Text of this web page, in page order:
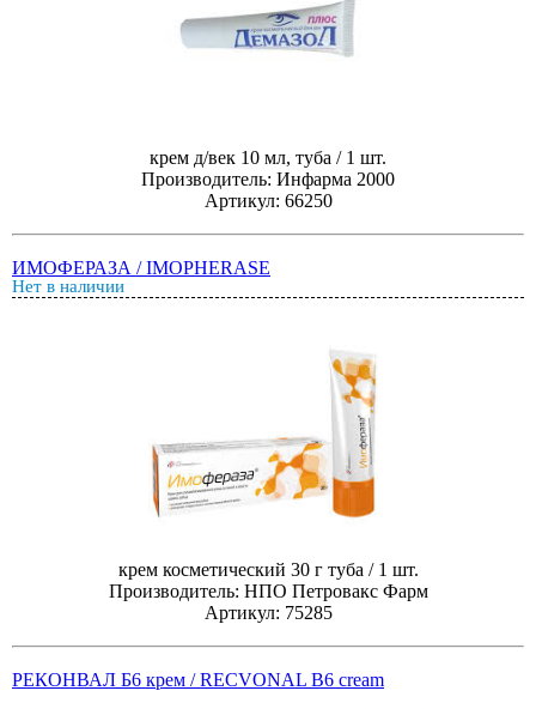
крем д/век 10 мл, туба / 1 шт.
Производитель: Инфарма 2000
Артикул: 66250
ИМОФЕРАЗА / IMOPHERASE
Нет в наличии
крем косметический 30 г туба / 1 шт.
Производитель: НПО Петровакс Фарм
Артикул: 75285
РЕКОНВАЛ Б6 крем / RECVONAL B6 cream